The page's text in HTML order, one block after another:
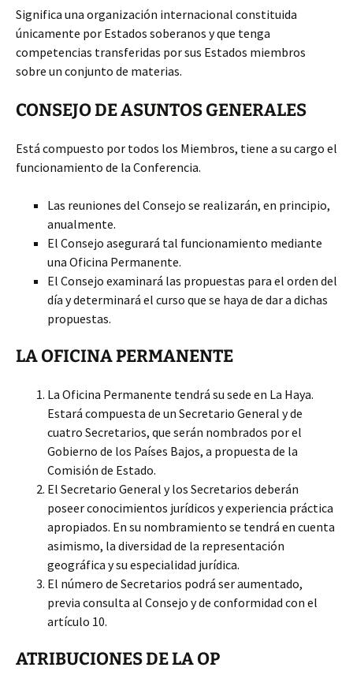
Significa una organización internacional constituida
únicamente por Estados soberanos y que tenga
competencias transferidas por sus Estados miembros
sobre un conjunto de materias.
CONSEJO DE ASUNTOS GENERALES
Está compuesto por todos los Miembros, tiene a su cargo el
funcionamiento de la Conferencia.
Las reuniones del Consejo se realizarán, en principio,
anualmente.
El Consejo asegurará tal funcionamiento mediante
una Oficina Permanente.
El Consejo examinará las propuestas para el orden del
día y determinará el curso que se haya de dar a dichas
propuestas.
LA OFICINA PERMANENTE
La Oficina Permanente tendrá su sede en La Haya.
Estará compuesta de un Secretario General y de
cuatro Secretarios, que serán nombrados por el
Gobierno de los Países Bajos, a propuesta de la
Comisión de Estado.
El Secretario General y los Secretarios deberán
poseer conocimientos jurídicos y experiencia práctica
apropiados. En su nombramiento se tendrá en cuenta
asimismo, la diversidad de la representación
geográfica y su especialidad jurídica.
El número de Secretarios podrá ser aumentado,
previa consulta al Consejo y de conformidad con el
artículo 10.
ATRIBUCIONES DE LA OP